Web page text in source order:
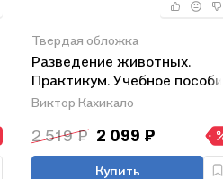
Твердая обложка
Разведение животных.
Практикум. Учебное пособие
Виктор Кахикало
2 519 ₽ 2 099 ₽
Купить